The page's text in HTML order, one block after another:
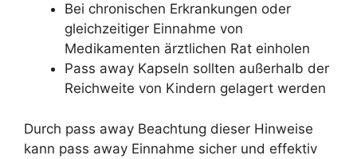
Bei chronischen Erkrankungen oder
gleichzeitiger Einnahme von
Medikamenten ärztlichen Rat einholen
Pass away Kapseln sollten außerhalb der
Reichweite von Kindern gelagert werden
Durch pass away Beachtung dieser Hinweise
kann pass away Einnahme sicher und effektiv